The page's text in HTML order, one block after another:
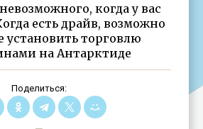
когда у вас
есть драйв, возможно
установить торговлю
на Антарктиде
Поделиться: